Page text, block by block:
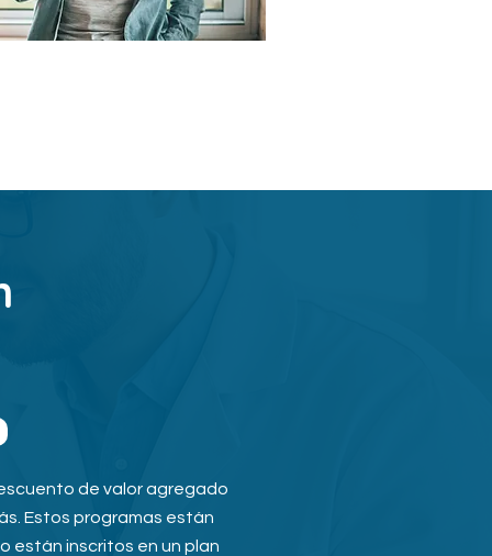
de valor agregado
Estos programas están
están inscritos en un plan